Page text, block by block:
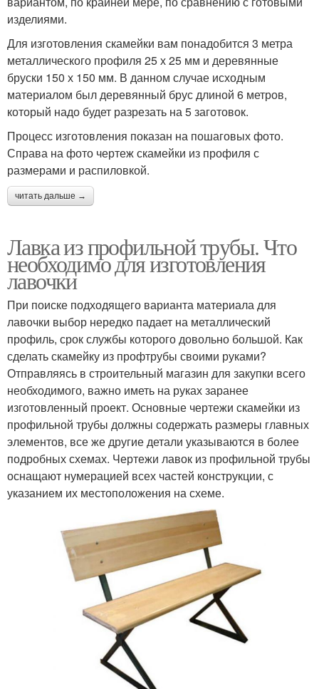
изделиями.
Для изготовления скамейки вам понадобится 3 метра
металлического профиля 25 х 25 мм и деревянные
бруски 150 х 150 мм. В данном случае исходным
материалом был деревянный брус длиной 6 метров,
который надо будет разрезать на 5 заготовок.
Процесс изготовления показан на пошаговых фото.
Справа на фото чертеж скамейки из профиля с
размерами и распиловкой.
читать дальше →
Лавка из профильной трубы. Что
необходимо для изготовления
лавочки
При поиске подходящего варианта материала для
лавочки выбор нередко падает на металлический
профиль, срок службы которого довольно большой. Как
сделать скамейку из профтрубы своими руками?
Отправляясь в строительный магазин для закупки всего
необходимого, важно иметь на руках заранее
изготовленный проект. Основные чертежи скамейки из
профильной трубы должны содержать размеры главных
элементов, все же другие детали указываются в более
подробных схемах. Чертежи лавок из профильной трубы
оснащают нумерацией всех частей конструкции, с
указанием их местоположения на схеме.